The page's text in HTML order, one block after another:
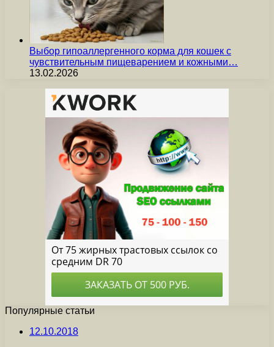
Выбор гипоаллергенного корма для кошек с
чувствительным пищеварением и кожными…
13.02.2026
Популярные статьи
12.10.2018